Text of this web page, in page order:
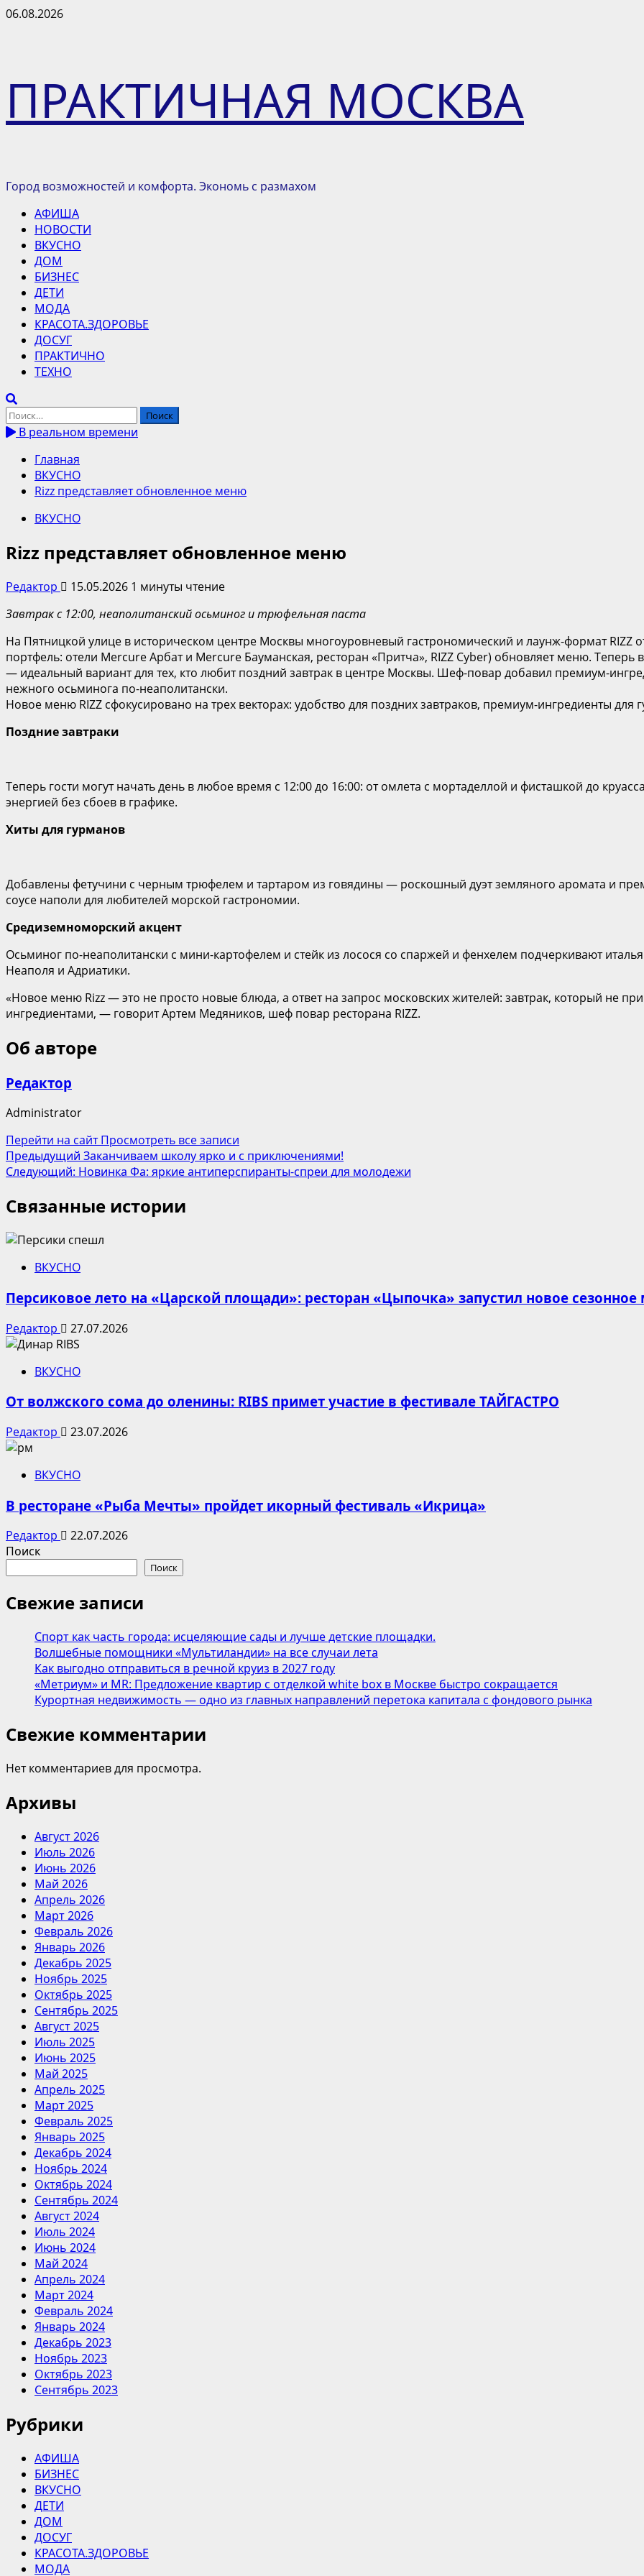
Перейти
06.08.2026
ПРАКТИЧНАЯ МОСКВА
Город возможностей и комфорта. Экономь с размахом
Основное
меню
АФИША
НОВОСТИ
ВКУСНО
ДОМ
БИЗНЕС
ДЕТИ
МОДА
КРАСОТА.ЗДОРОВЬЕ
ДОСУГ
ПРАКТИЧНО
ТЕХНО
Найти:
В реальном времени
Главная
ВКУСНО
Rizz представляет обновленное меню
ВКУСНО
Rizz представляет обновленное меню
Редактор 15.05.2026 1 минуты чтение
Завтрак с 12:00, неаполитанский осьминог и трюфельная паста
На Пятницкой улице в историческом центре Москвы многоуровневый гастрономический и лаунж-формат RIZZ
портфель: отели Mercure Арбат и Mercure Бауманская, ресторан «Притча», RIZZ Cyber) обновляет меню. Теперь
— идеальный вариант для тех, кто любит поздний завтрак в центре Москвы. Шеф-повар добавил премиум-
нежного осьминога по-неаполитански.
Новое меню RIZZ сфокусировано на трех векторах: удобство для поздних завтраков, премиум-ингредиенты для
Поздние завтраки
Теперь гости могут начать день в любое время с 12:00 до 16:00: от омлета с мортаделлой и фисташкой до
энергией без сбоев в графике.
Хиты для гурманов
Добавлены фетучини с черным трюфелем и тартаром из говядины — роскошный дуэт земляного аромата и
соусе наполи для любителей морской гастрономии.
Средиземноморский акцент
Осьминог по-неаполитански с мини-картофелем и стейк из лосося со спаржей и фенхелем подчеркивают
Неаполя и Адриатики.
«Новое меню Rizz — это не просто новые блюда, а ответ на запрос московских жителей: завтрак, который не
ингредиентами, — говорит Артем Медяников, шеф повар ресторана RIZZ.
Об авторе
Редактор
Administrator
Перейти на сайтПросмотреть все записи
Навигация
записи
Предыдущий Заканчиваем школу ярко и с приключениями!
Следующий: Новинка Фа: яркие антиперспиранты-спреи для молодежи
Связанные истории
ВКУСНО
Персиковое лето на «Царской площади»: ресторан «Цыпочка» запустил новое
Редактор 27.07.2026
ВКУСНО
От волжского сома до оленины: RIBS примет участие в фестивале ТАЙГАСТРО
Редактор 23.07.2026
ВКУСНО
В ресторане «Рыба Мечты» пройдет икорный фестиваль «Икрица»
Редактор
22.07.2026
Поиск
Поиск
Свежие записи
Спорт как часть города: исцеляющие сады и лучше детские площадки.
Волшебные помощники «Мультиландии» на все случаи лета
Как выгодно отправиться в речной круиз в 2027 году
«Метриум» и MR: Предложение квартир с отделкой white box в Москве быстро сокращается
Курортная недвижимость — одно из главных направлений перетока капитала с фондового рынка
Свежие комментарии
Нет комментариев для просмотра.
Архивы
Август 2026
Июль 2026
Июнь 2026
Май 2026
Апрель 2026
Март 2026
Февраль 2026
Январь 2026
Декабрь 2025
Ноябрь 2025
Октябрь 2025
Сентябрь 2025
Август 2025
Июль 2025
Июнь 2025
Май 2025
Апрель 2025
Март 2025
Февраль 2025
Январь 2025
Декабрь 2024
Ноябрь 2024
Октябрь 2024
Сентябрь 2024
Август 2024
Июль 2024
Июнь 2024
Май 2024
Апрель 2024
Март 2024
Февраль 2024
Январь 2024
Декабрь 2023
Ноябрь 2023
Октябрь 2023
Сентябрь 2023
Рубрики
АФИША
БИЗНЕС
ВКУСНО
ДЕТИ
ДОМ
ДОСУГ
КРАСОТА.ЗДОРОВЬЕ
МОДА